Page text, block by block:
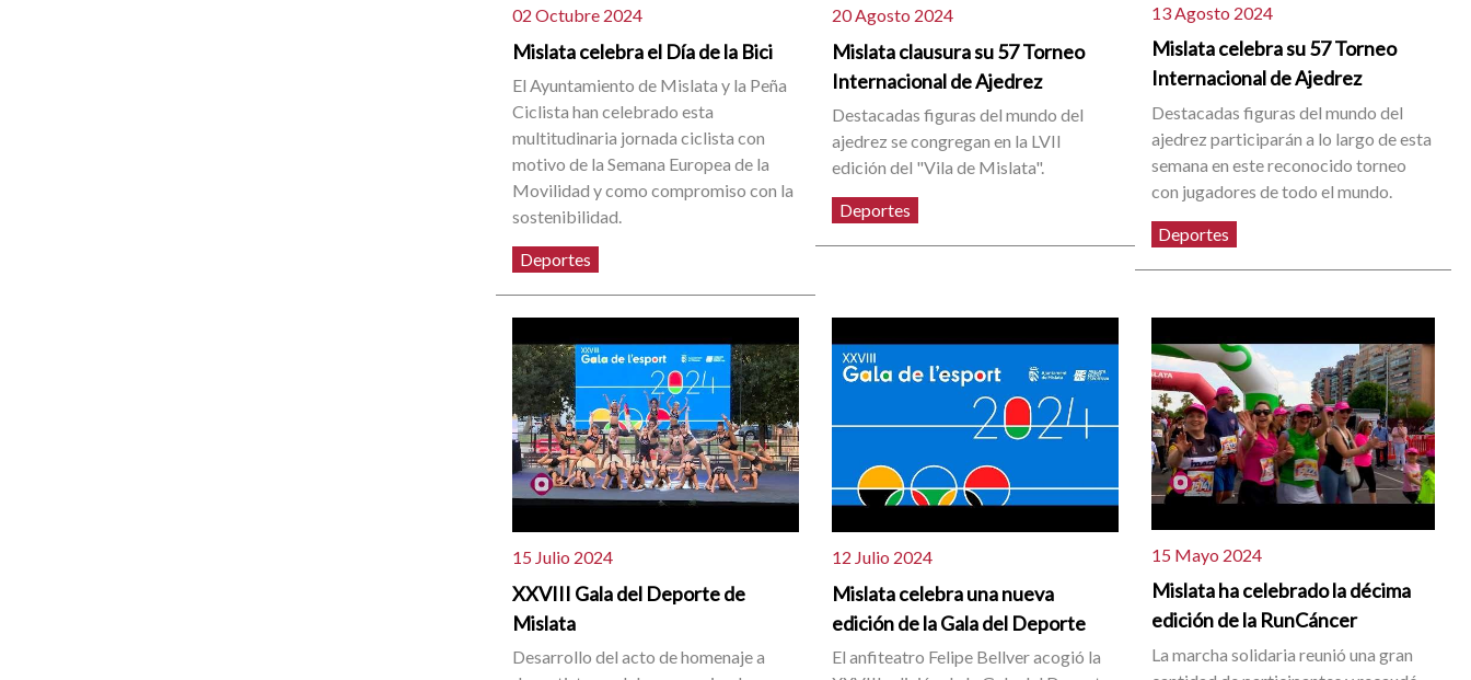
02 Octubre 2024
Mislata celebra el Día de la Bici
El Ayuntamiento de Mislata y la Peña
Ciclista han celebrado esta
multitudinaria jornada ciclista con
motivo de la Semana Europea de la
Movilidad y como compromiso con la
sostenibilidad.
Deportes
20 Agosto 2024
Mislata clausura su 57 Torneo
Internacional de Ajedrez
Destacadas figuras del mundo del
ajedrez se congregan en la LVII
edición del "Vila de Mislata".
Deportes
13 Agosto 2024
Mislata celebra su 57 Torneo
Internacional de Ajedrez
Destacadas figuras del mundo del
ajedrez participarán a lo largo de esta
semana en este reconocido torneo
con jugadores de todo el mundo.
Deportes
15 Julio 2024
XXVIII Gala del Deporte de
Mislata
Desarrollo del acto de homenaje a
12 Julio 2024
Mislata celebra una nueva
edición de la Gala del Deporte
El anfiteatro Felipe Bellver acogió la
15 Mayo 2024
Mislata ha celebrado la décima
edición de la RunCáncer
La marcha solidaria reunió una gran